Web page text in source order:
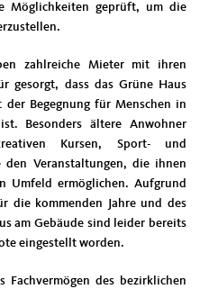
Möglichkeiten geprüft, um die
zahlreiche Mieter mit ihren
gesorgt, dass das Grüne Haus
Begegnung für Menschen in
Besonders ältere Anwohner
Kursen, Sport- und
den Veranstaltungen, die ihnen
Umfeld ermöglichen. Aufgrund
die kommenden Jahre und des
am Gebäude sind leider bereits
eingestellt worden.
Fachvermögen des bezirklichen